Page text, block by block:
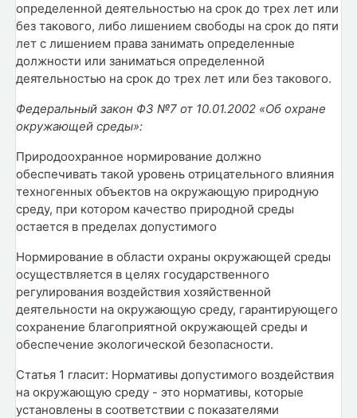
определенной деятельностью на срок до трех лет или
без такового, либо лишением свободы на срок до пяти
лет с лишением права занимать определенные
должности или заниматься определенной
деятельностью на срок до трех лет или без такового.
Федеральный закон ФЗ №7 от 10.01.2002 «Об охране
окружающей среды»:
Природоохранное нормирование должно
обеспечивать такой уровень отрицательного влияния
техногенных объектов на окружающую природную
среду, при котором качество природной среды
остается в пределах допустимого
Нормирование в области охраны окружающей среды
осуществляется в целях государственного
регулирования воздействия хозяйственной
деятельности на окружающую среду, гарантирующего
сохранение благоприятной окружающей среды и
обеспечение экологической безопасности.
Статья 1 гласит: Нормативы допустимого воздействия
на окружающую среду - это нормативы, которые
установлены в соответствии с показателями